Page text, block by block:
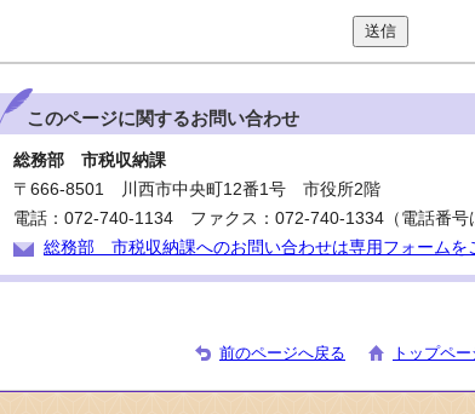
送信
このページに関するお問い合わせ
総務部 市税収納課
〒666-8501 川西市中央町12番1号 市役所2階
電話：072-740-1134 ファクス：072-740-1334（電話番号
総務部 市税収納課へのお問い合わせは専用フォームを
前のページへ戻る トップペ